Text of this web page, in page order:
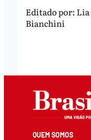
Editado por: Lia
Bianchini
QUEM SOMOS